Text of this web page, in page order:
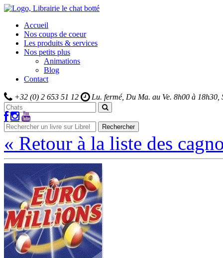
Accueil
Nos coups de coeur
Les produits & services
Nos petits plus
Animations
Blog
Contact
+32 (0) 2 653 51 12 Lu. fermé, Du Ma. au Ve. 8h00 à 18h30,
Rechercher
« Retour à la liste des